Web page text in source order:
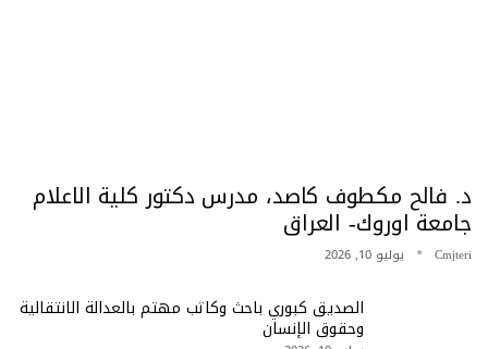
د. فالح مكطوف كاصد، مدرس دكتور كلية الاعلام
جامعة اوروك- العراق
Cmjteri يوليو 10, 2026
الصديق كبوري باحث وكاتب مهتم بالعدالة الانتقالية
وحقوق الإنسان